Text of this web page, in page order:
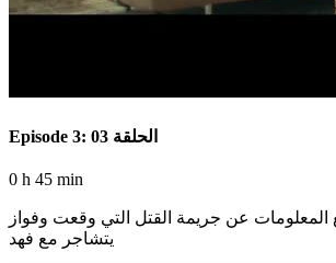
Episode 3: الحلقة 03
0 h 45 min
عن جريمة القتل التي وقعت وفواز
يتشاجر مع فهد